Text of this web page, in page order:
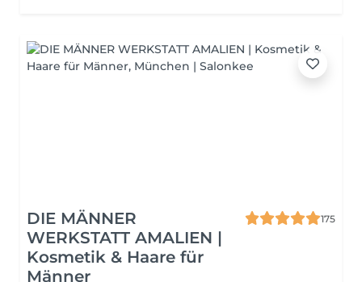
DIE MÄNNER
WERKSTATT AMALIEN |
Kosmetik & Haare für
Männer
175